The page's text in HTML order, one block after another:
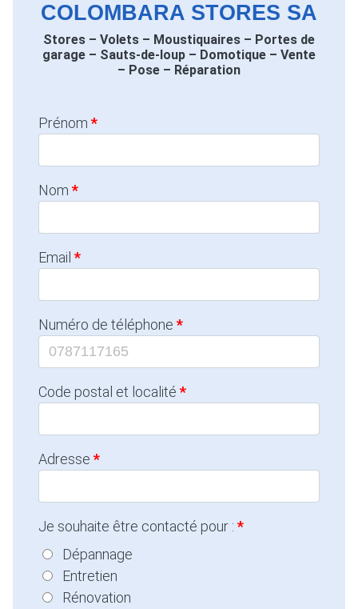
COLOMBARA STORES SA
Stores – Volets – Moustiquaires – Portes de
garage – Sauts-de-loup – Domotique – Vente
– Pose – Réparation
Prénom
Nom
Email
Numéro de téléphone
Code postal et localité
Adresse
Je souhaite être contacté pour :
Dépannage
Entretien
Rénovation